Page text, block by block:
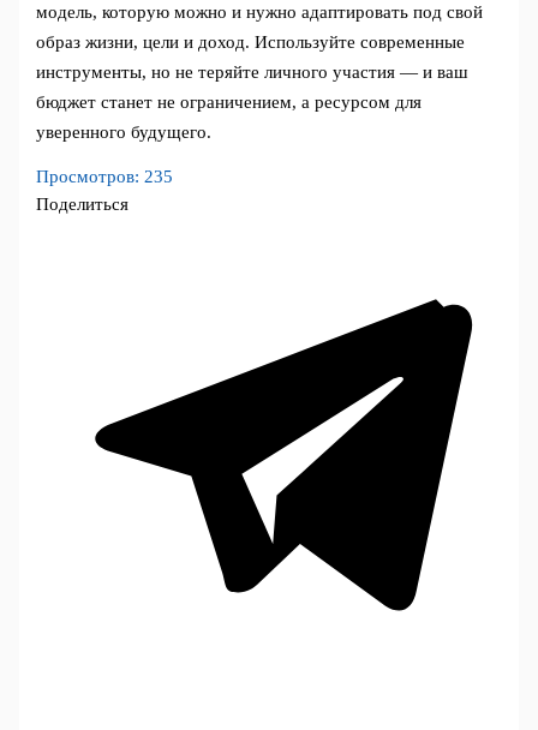
модель, которую можно и нужно адаптировать под свой
образ жизни, цели и доход. Используйте современные
инструменты, но не теряйте личного участия — и ваш
бюджет станет не ограничением, а ресурсом для
уверенного будущего.
Просмотров: 235
Поделиться